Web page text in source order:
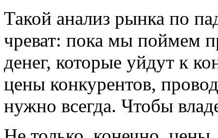
Такой анализ рынка по
чреват: пока мы поймем
денег, которые уйдут к
цены конкурентов,
нужно всегда. Чтобы